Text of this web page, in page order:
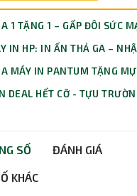
1 TẶNG 1 – GẤP ĐÔI SỨC
IN HP: IN ẤN THẢ GA –
MÁY IN PANTUM TẶNG
DEAL HẾT CỠ - TỰU
SỐ ĐÁNH GIÁ
KHÁC